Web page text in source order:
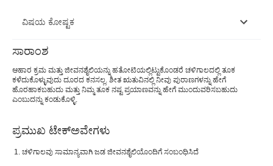
ವಿಷಯ ಕೋಷ್ಟಕ
ನಿಮ್ಮ ಆಹಾರದಲ್ಲಿ ಆರೋಗ್ಯಕರ ಚಳಿಗಾಲದ ತಿಂಡಿಗಳನ್ನು ಸೇರಿಸಿ
ಗ್ಲೂಕೋಸ್ ಸೇವನೆಯೊಂದಿಗೆ ಹೆಚ್ಚು ಜಾಗರೂಕರಾಗಿರಿ
ಜಲಸಂಚಯನಕ್ಕೆ ಆದ್ಯತೆ ನೀಡಿ
ನಿಮ್ಮ ಆಹಾರಕ್ರಮಕ್ಕೆ ಕಾಲೋಚಿತ ಆಹಾರಗಳು ಮತ್ತು ಚಳಿಗಾಲದ
ಸಾರಾಂಶ
ಆಹಾರ ಕ್ರಮ ಮತ್ತು ಜೀವನಶೈಲಿಯನ್ನು ಹತೋಟಿಯಲ್ಲಿಟ್ಟುಕೊಂಡರೆ ಚಳಿಗಾಲದಲ್ಲಿ ತೂಕ
ಕಳೆದುಕೊಳ್ಳುವುದು ದೂರದ ಕನಸಲ್ಲ. ಶೀತ ಋತುವಿನಲ್ಲಿ ನೀವು ಪುರಾಣಗಳನ್ನು ಹೇಗೆ
ಹೊರಹಾಕಬಹುದು ಮತ್ತು ನಿಮ್ಮ ತೂಕ ನಷ್ಟ ಪ್ರಯಾಣವನ್ನು ಹೇಗೆ ಮುಂದುವರಿಸಬಹುದು
ಎಂಬುದನ್ನು ಕಂಡುಕೊಳ್ಳಿ.
ಪ್ರಮುಖ ಟೇಕ್ಅವೇಗಳು
ಚಳಿಗಾಲವು ಸಾಮಾನ್ಯವಾಗಿ ಜಡ ಜೀವನಶೈಲಿಯೊಂದಿಗೆ ಸಂಬಂಧಿಸಿದೆ